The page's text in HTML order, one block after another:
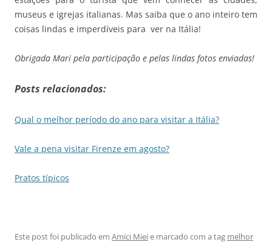
museus e igrejas italianas. Mas saiba que o ano inteiro tem
coisas lindas e imperdíveis para ver na Itália!
Obrigada Mari pela participação e pelas lindas fotos enviadas!
Posts relacionados:
Qual o melhor período do ano para visitar a Itália?
Vale a pena visitar Firenze em agosto?
Pratos típicos
Este post foi publicado em Amici Mieie marcado com a tag melhor